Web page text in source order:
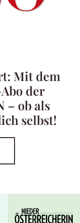
Mit dem
der
– ob als
selbst!